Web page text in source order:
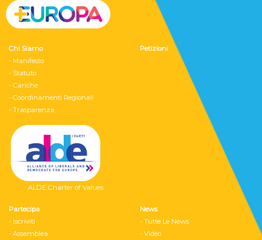
Chi Siamo
- Manifesto
- Statuto
- Cariche
- Coordinamenti Regionali
- Trasparenza
ALDE Charter of Values
Petizioni
Partecipa
- Iscriviti
- Assemblea
News
- Tutte Le News
- Video